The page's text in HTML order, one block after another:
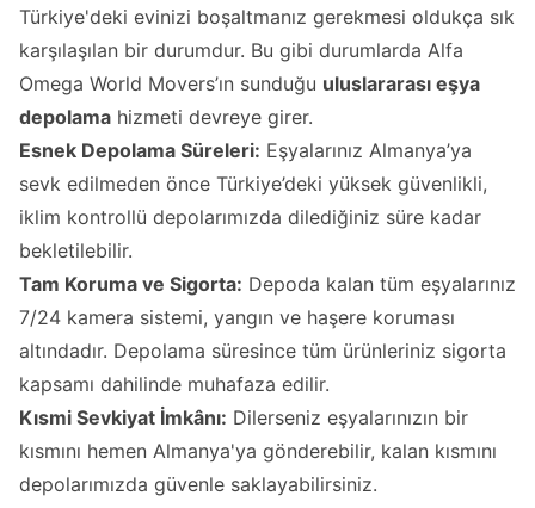
Türkiye'deki evinizi boşaltmanız gerekmesi oldukça sık
karşılaşılan bir durumdur. Bu gibi durumlarda Alfa
Omega World Movers’ın sunduğu uluslararası eşya
depolama hizmeti devreye girer.
Esnek Depolama Süreleri: Eşyalarınız Almanya’ya
sevk edilmeden önce Türkiye’deki yüksek güvenlikli,
iklim kontrollü depolarımızda dilediğiniz süre kadar
bekletilebilir.
Tam Koruma ve Sigorta: Depoda kalan tüm eşyalarınız
7/24 kamera sistemi, yangın ve haşere koruması
altındadır. Depolama süresince tüm ürünleriniz sigorta
kapsamı dahilinde muhafaza edilir.
Kısmi Sevkiyat İmkânı: Dilerseniz eşyalarınızın bir
kısmını hemen Almanya'ya gönderebilir, kalan kısmını
depolarımızda güvenle saklayabilirsiniz.